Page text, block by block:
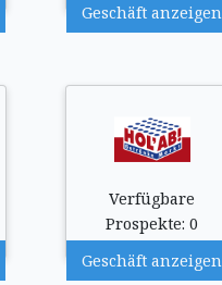
Geschäft anzeigen
Verfügbare
Prospekte: 0
Geschäft anzeigen